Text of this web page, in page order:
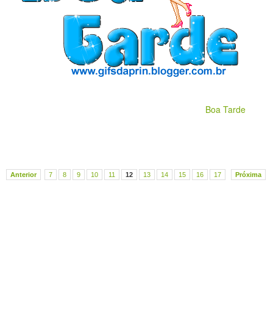
Boa Tarde
Anterior 7 8 9 10 11 12 13 14 15 16 17 Próxima